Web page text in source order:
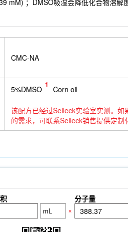
mM) ；DMSO吸湿会降低化合物溶解
CMC-NA
5%DMSO 1 Corn oil
该配方已经过Selleck实验室实测。如
的需求，可联系Selleck销售提供定制
分子量
×